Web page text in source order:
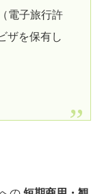
電子旅行許
ザを保有し